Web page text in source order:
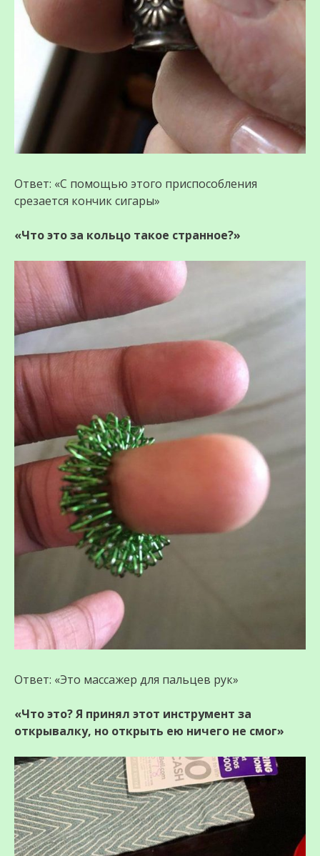
Ответ: «С помощью этого приспособления
срезается кончик сигары»
«Что это за кольцо такое странное?»
Ответ: «Это массажер для пальцев рук»
«Что это? Я принял этот инструмент за
открывалку, но открыть ею ничего не смог»